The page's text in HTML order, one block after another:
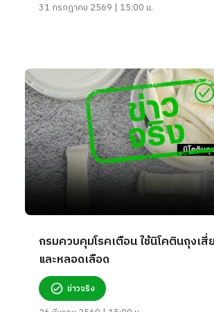
31 กรกฎาคม 2569 | 15:00 น.
กรมควบคุมโรคเตือน ใช้นิโคตินถุงเสี่
และหลอดเลือด
ข่าวจริง